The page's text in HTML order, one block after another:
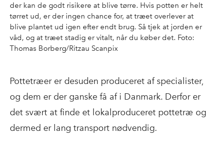
der kan de godt risikere at blive tørre. Hvis potten er helt
tørret ud, er der ingen chance for, at træet overlever at
blive plantet ud igen efter endt brug. Så tjek at jorden er
våd, og at træet stadig er vitalt, når du køber det. Foto:
Thomas Borberg/Ritzau Scanpix
Pottetræer er desuden produceret af specialister,
og dem er der ganske få af i Danmark. Derfor er
det svært at finde et lokalproduceret pottetræ og
dermed er lang transport nødvendig.